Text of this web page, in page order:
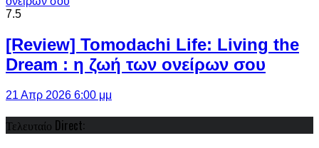
7.5
[Review] Tomodachi Life: Living the
Dream : η ζωή των ονείρων σου
21 Απρ 2026 6:00 μμ
Τελευταίο Direct: